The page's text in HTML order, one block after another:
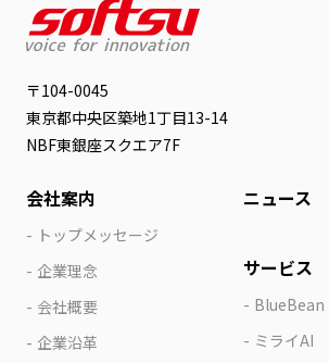
〒104-0045
東京都中央区築地1丁目13-14
NBF東銀座スクエア7F
会社案内
トップメッセージ
企業理念
会社概要
企業沿革
ニュース
サービス
BlueBean
ミライAI